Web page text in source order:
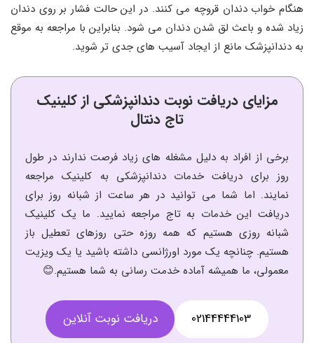
هنگام خواب دندان قروچه می‌ کنند. در این حالت فشار بر روی دندان
زیاد شده و باعث لق شدن دندان می‌ شود. بنابراین با مراجعه به موقع
به دندانپزشک مانع از ایجاد آسیب‌ های جدی‌ تر شوید.
مزایای دریافت نوبت دندانپزشکی از کلینیک
تاج دنتال
برخی از افراد به دلیل مشغله های زیاد فرصت ندارند در طول
روز برای دریافت خدمات دندانپزشکی به کلینیک مراجعه
نمایند. اما شما می توانید در هر ساعت از شبانه روز برای
دریافت این خدمات به تاج مراجعه نمایید. ما یک کلینیک
شبانه روزی هستیم که همه روزه حتی روزهای تعطیل باز
هستیم. چنانچه یک مورد اورژانسی داشته باشید یا یک ویزیت
معمولی، ما همیشه آماده خدمت رسانی به شما هستیم.😊
02144444103 دریافت نوبت آنلاین